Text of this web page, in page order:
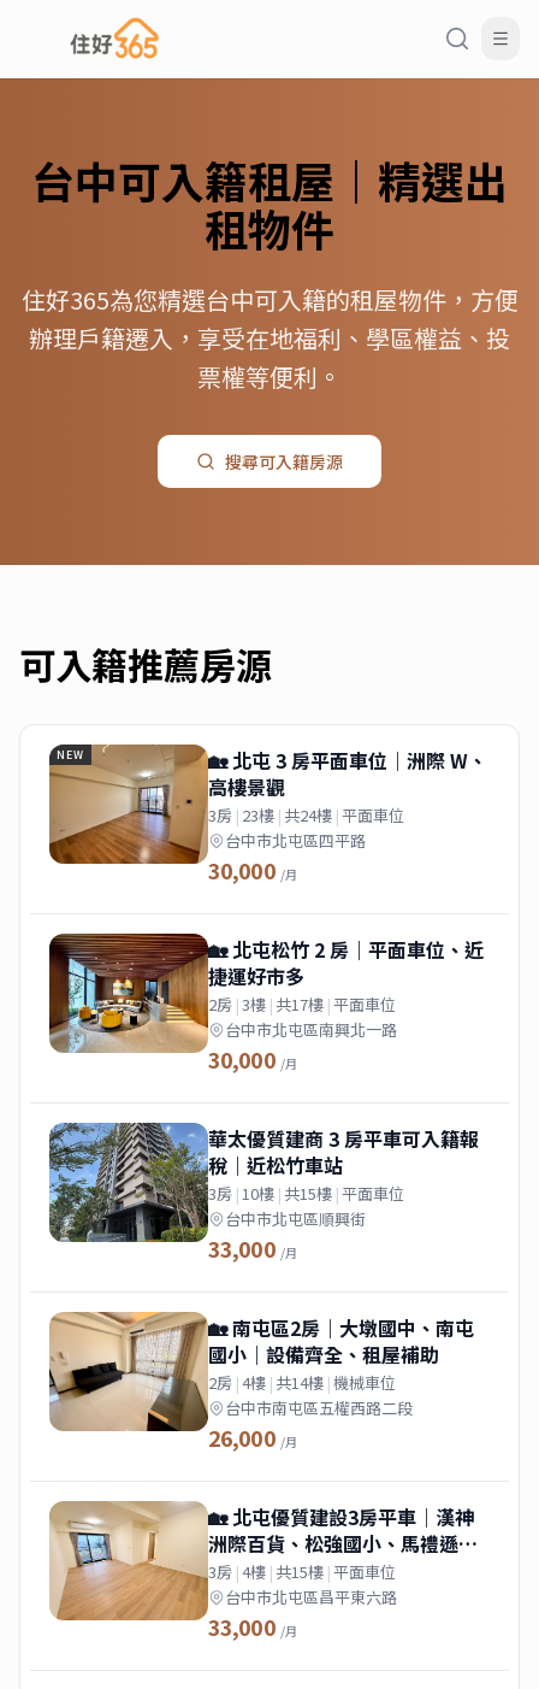
台中可入籍租屋｜精選出
租物件
住好365為您精選台中可入籍的租屋物件，方便
辦理戶籍遷入，享受在地福利、學區權益、投
票權等便利。
搜尋可入籍房源
可入籍推薦房源
NEW
🏡 北屯 3 房平面車位｜洲際 W、
高樓景觀
3房 | 23樓 | 共24樓 |平面車位
台中市北屯區四平路
30,000 /月
🏡 北屯松竹 2 房｜平面車位、近
捷運好市多
2房 |3樓 | 共17樓 |平面車位
台中市北屯區南興北一路
30,000 /月
華太優質建商 3 房平車可入籍報
稅｜近松竹車站
3房 |10樓 | 共15樓 |平面車位
台中市北屯區順興街
33,000 /月
🏡 南屯區2房｜大墩國中、南屯
國小｜設備齊全、租屋補助
2房 |4樓 | 共14樓 |機械車位
台中市南屯區五權西路二段
26,000 /月
🏡 北屯優質建設3房平車｜漢神
洲際百貨、松強國小、馬禮遜美
國學校｜游泳池、租補入戶籍
3房 |4樓 | 共15樓 |平面車位
台中市北屯區昌平東六路
33,000 /月